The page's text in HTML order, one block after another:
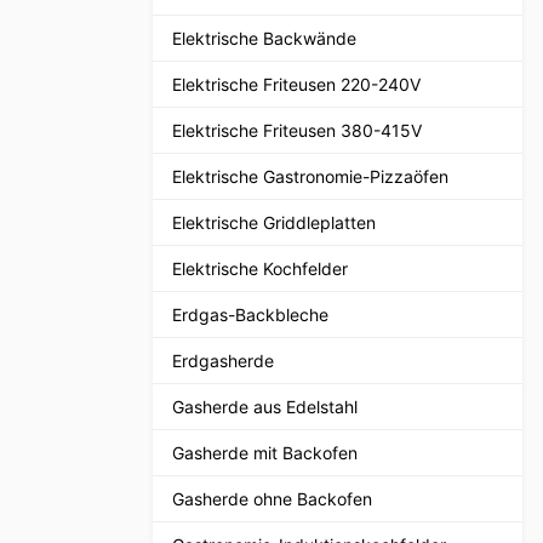
Elektrische Backwände
Elektrische Friteusen 220-240V
Elektrische Friteusen 380-415V
Elektrische Gastronomie-Pizzaöfen
Elektrische Griddleplatten
Elektrische Kochfelder
Erdgas-Backbleche
Erdgasherde
Gasherde aus Edelstahl
Gasherde mit Backofen
Gasherde ohne Backofen